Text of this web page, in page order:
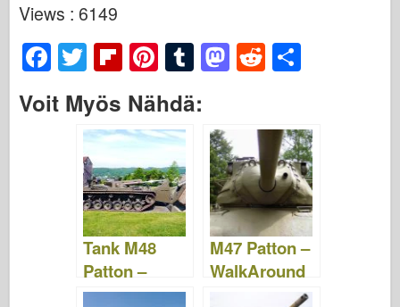
Views : 6149
F
a
c
T
wi
tt
er
Fl
ip
b
o
ar
d
Pi
nt
er
e
st
T
m
bl
M
o
d
o
n
R
di
t
e
Voit Myös Nähdä:
Tank M48
Patton –
WalkAround
M47 Patton –
WalkAround